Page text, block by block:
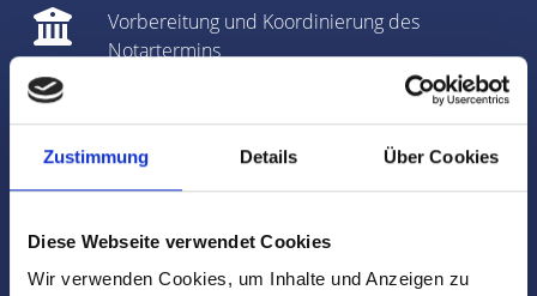
Zustimmung Details Über Cookies
Diese Webseite verwendet Cookies
Wir verwenden Cookies, um Inhalte und Anzeigen zu
Vorbereitung und Koordinierung des
Notartermins
Begleitung und Unterstützung bei der Objekt-
Übergabe